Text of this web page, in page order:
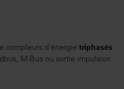
compteurs d’énergie triphasés
M-Bus ou sortie impulsion